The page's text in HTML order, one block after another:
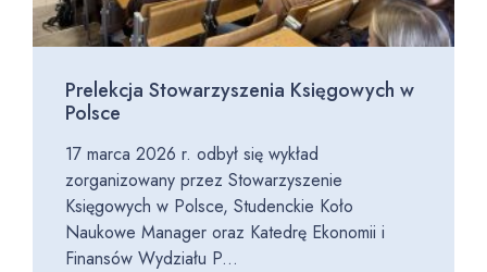
Prelekcja Stowarzyszenia Księgowych w
Polsce
17 marca 2026 r. odbył się wykład
zorganizowany przez Stowarzyszenie
Księgowych w Polsce, Studenckie Koło
Naukowe Manager oraz Katedrę Ekonomii i
Finansów Wydziału P...